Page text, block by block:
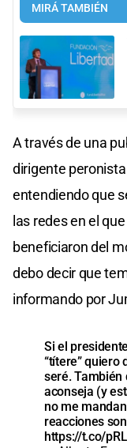
MIRÁ TAMBIÉN
A través de una
dirigente
entendiendo que
las redes en el
beneficiaron del
debo decir que
informando por
Si el
“títere” quiero
seré. También
aconseja (y
no me
reacciones
https://t.co/